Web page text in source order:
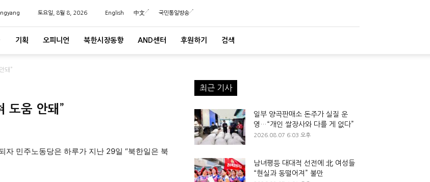
토요일, 8월 8, 2026 English 中文 국민통일방송
기획 오피니언 북한시장동향 AND센터 후원하기 검색
돼”
도움 안돼”
민주노동당은 하루가 지난 29일 “북한일은 북
최근 기사
일부 양곡판매소 돈주가 실질 운
영…“개인 쌀장사와 다를 게 없다”
2026.08.07 6:03 오후
남녀평등 대대적 선전에 北 여성들
“현실과 동떨어져” 불만